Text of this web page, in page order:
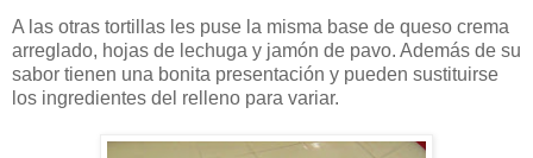
A las otras tortillas les puse la misma base de queso crema
arreglado, hojas de lechuga y jamón de pavo. Además de su
sabor tienen una bonita presentación y pueden sustituirse
los ingredientes del relleno para variar.